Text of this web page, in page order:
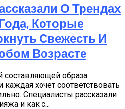
О Трендах
Которые
Свежесть И
Возрасте
составляющей образа
хочет соответствовать
Специалисты рассказали
и как с...